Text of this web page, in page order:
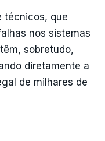
técnicos, que
nos sistemas
sobretudo,
diretamente a
de milhares de